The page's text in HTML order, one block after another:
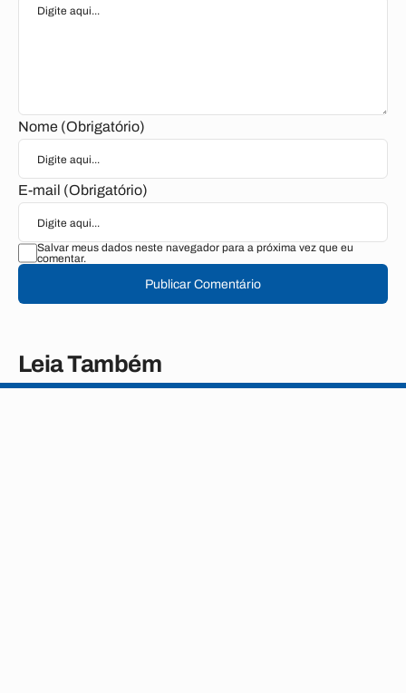
Nome (Obrigatório)
E-mail (Obrigatório)
Salvar meus dados neste navegador para a próxima vez que eu
comentar.
Publicar Comentário
Leia Também